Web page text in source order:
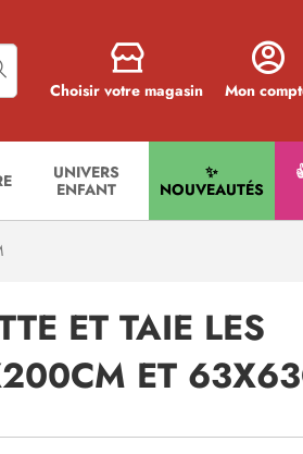
Choisir votre magasin Mon
UNIVERS
ENFANT
✨
NOUVEAUTÉS
ET TAIE LES
ET